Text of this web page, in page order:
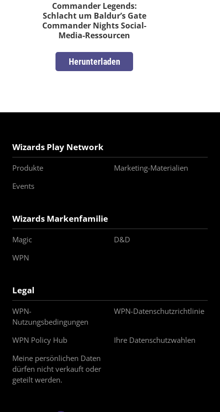
Commander Legends:
Schlacht um Baldur’s Gate
Commander Nights Social-
Media-Ressourcen
Herunterladen
Wizards Play Network
Produkte
Marketing-Materialien
Events
Wizards Markenfamilie
Magic
D&D
WPN
Legal
WPN-
Nutzungsbedingungen
WPN-Datenschutzrichtlinie
WPN Policy Hub
Ihre Datenschutzwahlen
Meine persönlichen Daten
dürfen nicht verkauft oder
geteilt werden.